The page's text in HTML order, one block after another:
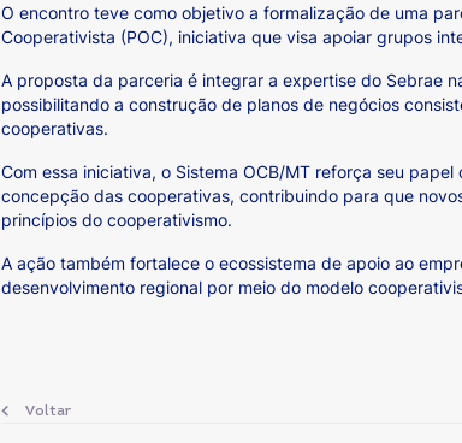
O encontro teve como objetivo a formalização de uma
Cooperativista (POC), iniciativa que visa apoiar grupos
A proposta da parceria é integrar a expertise do Sebrae
possibilitando a construção de planos de negócios
cooperativas.
Com essa iniciativa, o Sistema OCB/MT reforça seu
concepção das cooperativas, contribuindo para que
princípios do cooperativismo.
A ação também fortalece o ecossistema de apoio ao
desenvolvimento regional por meio do modelo
Voltar